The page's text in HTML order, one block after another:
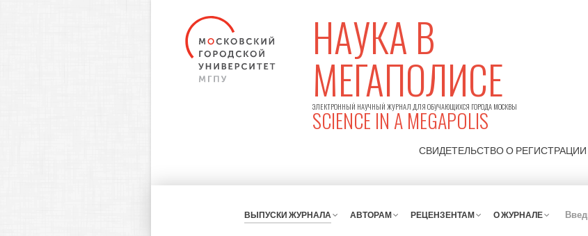
НАУКА В
МЕГАПОЛИСЕ
ЭЛЕКТРОННЫЙ НАУЧНЫЙ ЖУРНАЛ ДЛЯ ОБУЧАЮЩИХСЯ ГОРОДА МОСКВЫ
SCIENCE IN A MEGAPOLIS
СВИДЕТЕЛЬСТВО О РЕГИСТРАЦИИ
ВЫПУСКИ ЖУРНАЛА АВТОРАМ РЕЦЕНЗЕНТАМ О ЖУРНАЛЕ